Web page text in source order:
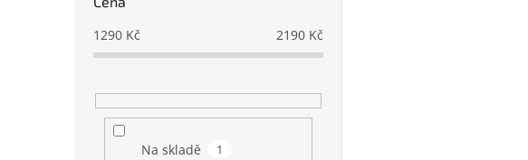
1290 Kč 2190 Kč
Na skladě 1